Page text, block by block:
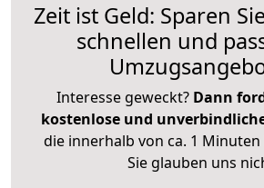
Zeit ist Geld: Sparen
schnellen und
Interesse geweckt? Dann
kostenlose und
die innerhalb von ca. 1
Sie glauben uns